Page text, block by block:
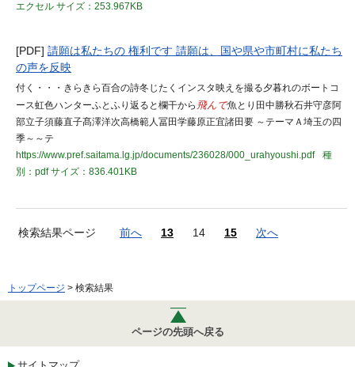
エクセル サイズ：253.967KB
[PDF] 請願は私たちの 権利です 請願は、国や県や市町村に私たち
の声を反映
付く・・・きらきら百合の詩冬じたくインスタ映えを撮る夕暮れのボートコ
ース虹色ハンターふとふり返ると欄干から 飛んで魚とり田中勝秋石井守彦阿
部立子須藤直子髙澤洋次高橋範人冨田学藤原正宜諸田要 ～テーマＡ埼玉の四
季～～テ
https://www.pref.saitama.lg.jp/documents/236028/000_urahyoushi.pdf
種
別：pdfサイズ：836.401KB
検索結果ページ 前へ 13 14 15 次へ
トップページ > 検索結果
ページの先頭へ戻る